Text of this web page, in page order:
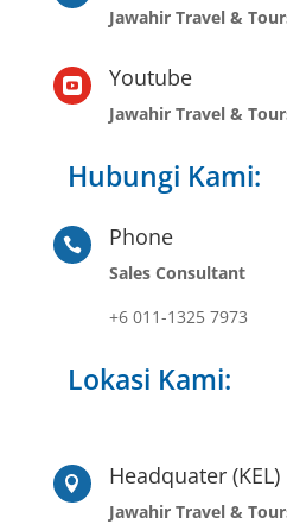
Jawahir Travel &
 Youtube
Jawahir Travel &
Hubungi Kami:
 Phone
Sales Consultant
+6 011-1325 7973
Lokasi Kami:
 Headquater (KEL)
Jawahir Travel &